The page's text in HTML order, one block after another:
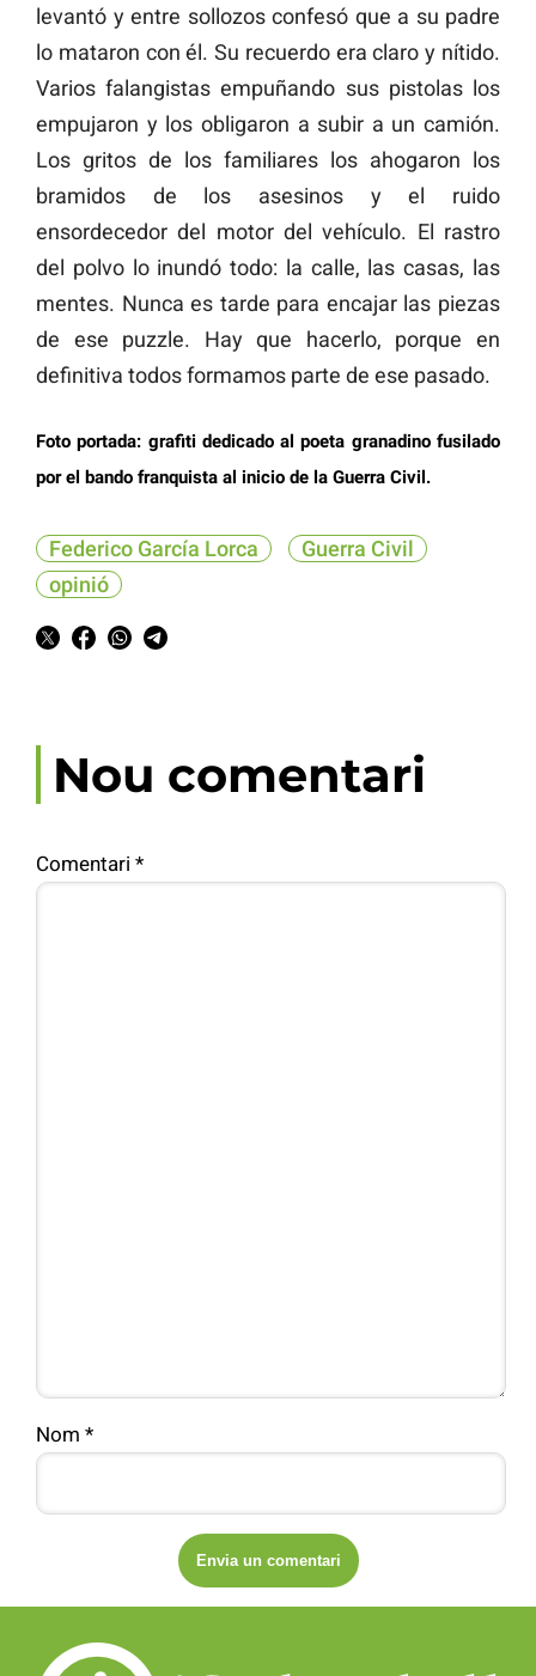
levantó y entre sollozos confesó que a su padre
lo mataron con él. Su recuerdo era claro y nítido.
Varios falangistas empuñando sus pistolas los
empujaron y los obligaron a subir a un camión.
Los gritos de los familiares los ahogaron los
bramidos de los asesinos y el ruido
ensordecedor del motor del vehículo. El rastro
del polvo lo inundó todo: la calle, las casas, las
mentes. Nunca es tarde para encajar las piezas
de ese puzzle. Hay que hacerlo, porque en
definitiva todos formamos parte de ese pasado.
Foto portada: grafiti dedicado al poeta granadino fusilado
por el bando franquista al inicio de la Guerra Civil.
Federico García Lorca
Guerra Civil
opinió
Nou comentari
Comentari *
Nom *